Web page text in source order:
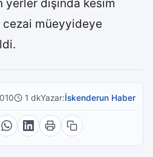
dışında kesim
müeyyideye
1 dkYazar:İskenderun Haber